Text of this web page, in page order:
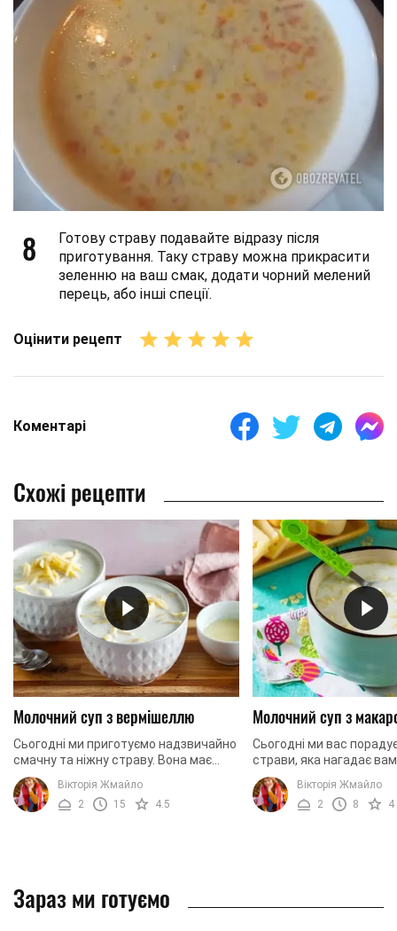
8
Готову страву подавайте відразу після
приготування. Таку страву можна прикрасити
зеленню на ваш смак, додати чорний мелений
перець, або інші спеції.
Оцінити рецепт
Коментарі
Схожі рецепти
Молочний суп з вермішеллю
Сьогодні ми приготуємо надзвичайно
смачну та ніжну страву. Вона має
приємний аромат молока та
солодкий смак, знайомий нам з
дитинства. Ми будемо ...
Вікторія Жмайло
2
15 4.5
Молочний суп з
Сьогодні ми вас
страви, яка нагадає
яка відправить вас у
нотки ностальгії. Ми
молочний ...
Вікторія Жмайло
2
8 4
Зараз ми готуємо